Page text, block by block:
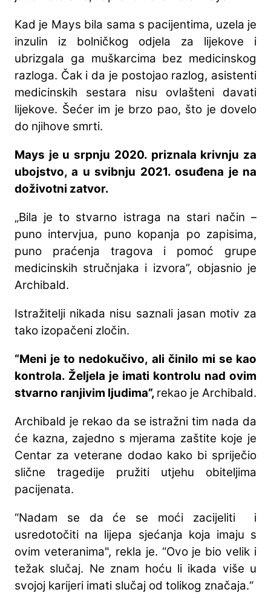
Kad je Mays bila sama s pacijentima, uzela je
inzulin iz bolničkog odjela za lijekove i
ubrizgala ga muškarcima bez medicinskog
razloga. Čak i da je postojao razlog, asistenti
medicinskih sestara nisu ovlašteni davati
lijekove. Šećer im je brzo pao, što je dovelo
do njihove smrti.
Mays je u srpnju 2020. priznala krivnju za
ubojstvo, a u svibnju 2021. osuđena je na
doživotni zatvor.
„Bila je to stvarno istraga na stari način –
puno intervjua, puno kopanja po zapisima,
puno praćenja tragova i pomoć grupe
medicinskih stručnjaka i izvora”, objasnio je
Archibald.
Istražitelji nikada nisu saznali jasan motiv za
tako izopačeni zločin.
“Meni je to nedokučivo, ali činilo mi se kao
kontrola. Željela je imati kontrolu nad ovim
stvarno ranjivim ljudima”, rekao je Archibald.
Archibald je rekao da se istražni tim nada da
će kazna, zajedno s mjerama zaštite koje je
Centar za veterane dodao kako bi spriječio
slične tragedije pružiti utjehu obiteljima
pacijenata.
“Nadam se da će se moći zacijeliti i
usredotočiti na lijepa sjećanja koja imaju s
ovim veteranima", rekla je. “Ovo je bio velik i
težak slučaj. Ne znam hoću li ikada više u
svojoj karijeri imati slučaj od tolikog značaja.“